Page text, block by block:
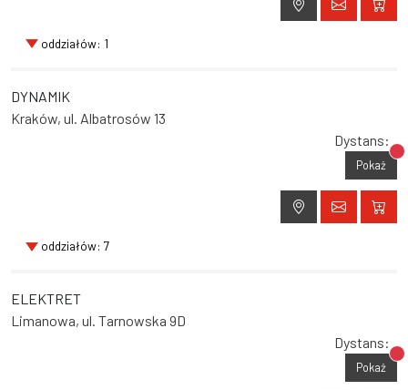
oddziałów: 1
DYNAMIK
Kraków, ul. Albatrosów 13
Dystans:
Pokaż
oddziałów: 7
ELEKTRET
Limanowa, ul. Tarnowska 9D
Dystans:
Pokaż